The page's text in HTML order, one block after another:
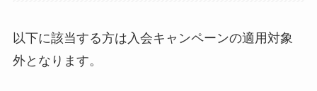
以下に該当する方は入会キャンペーンの適用対象
外となります。